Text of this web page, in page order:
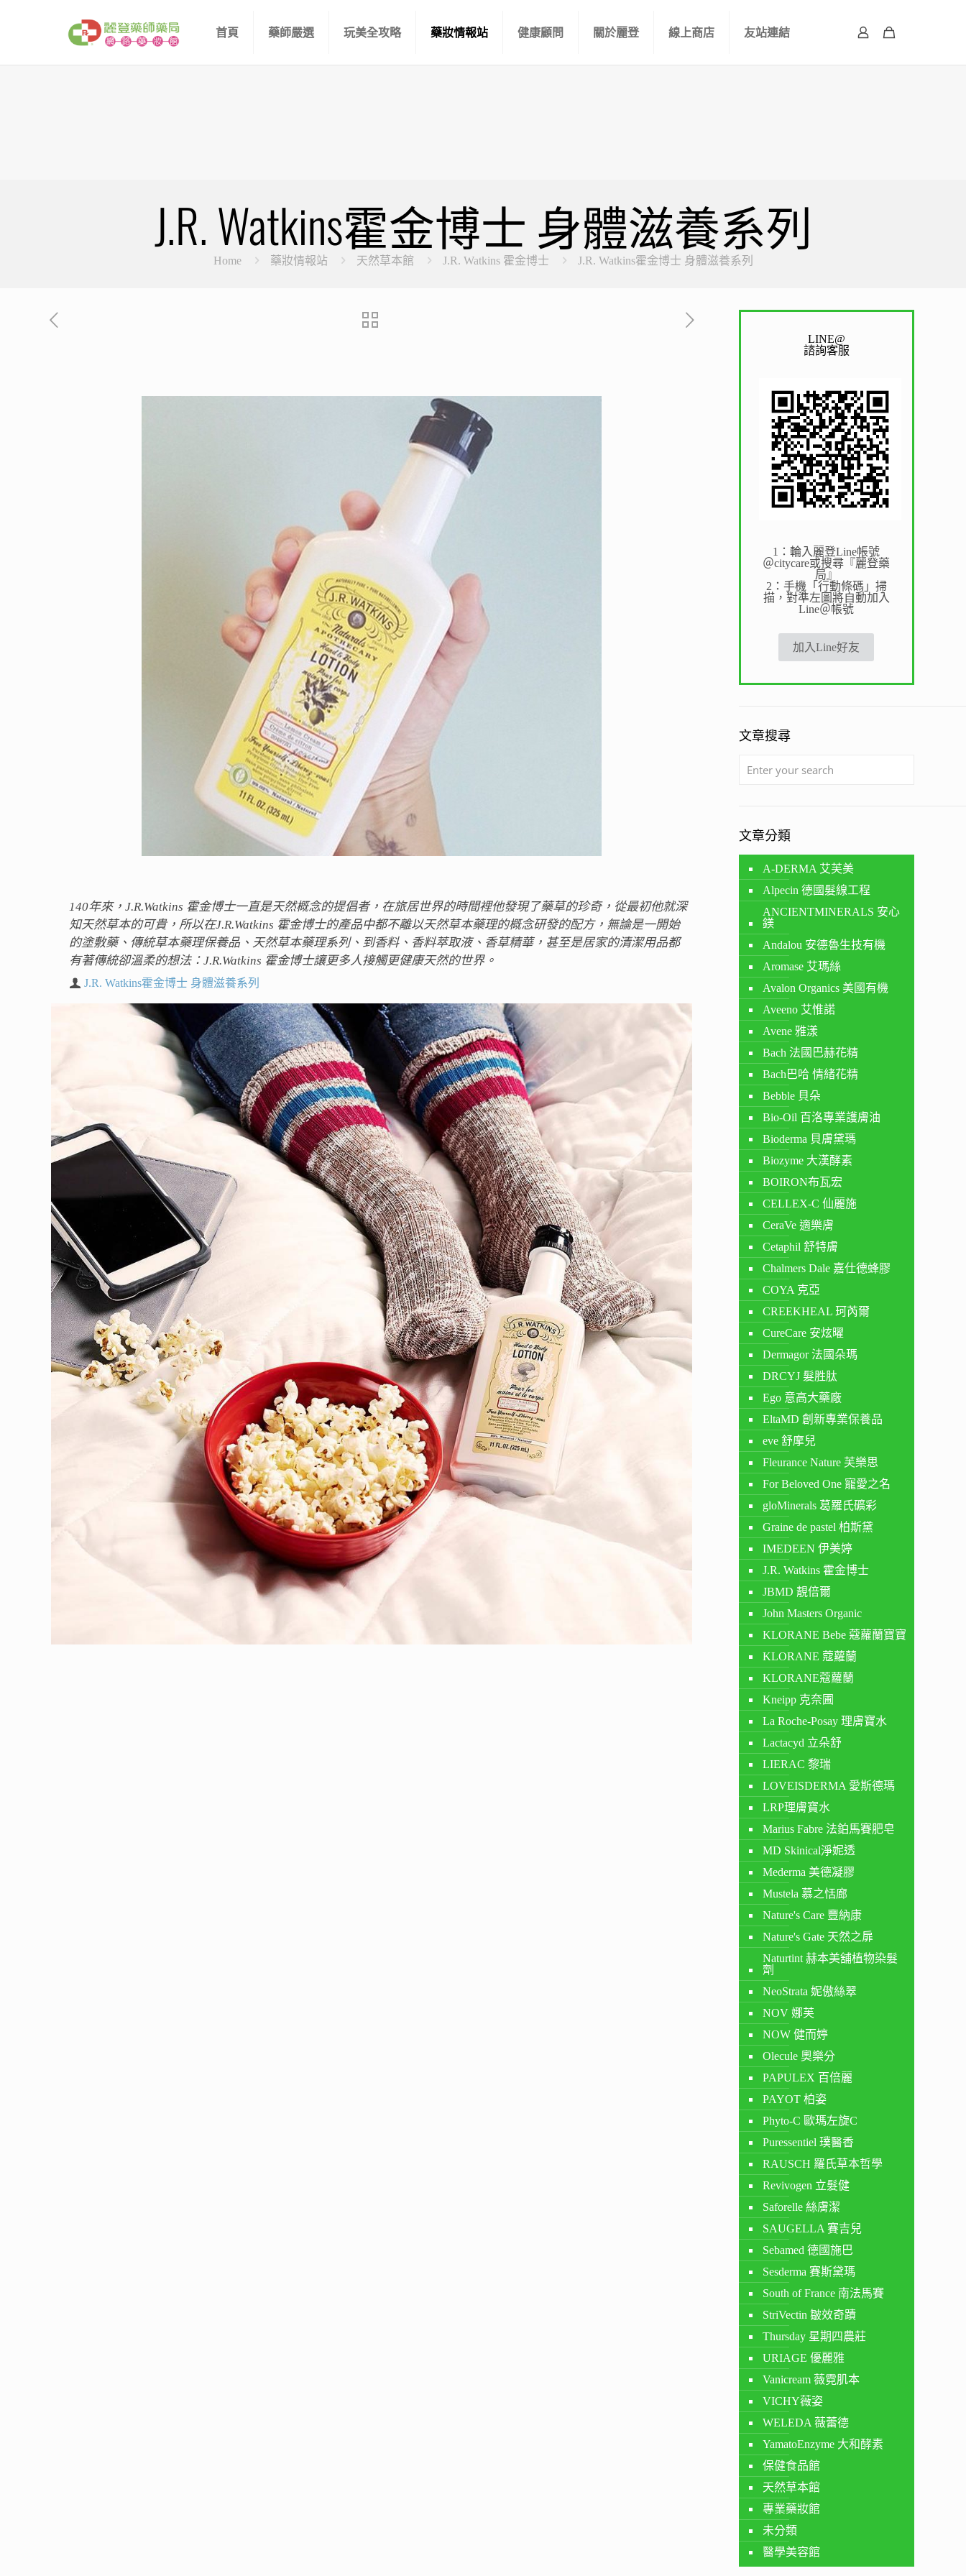
首頁 藥師嚴選 玩美全攻略 藥妝情報站 健康顧問 關於麗登 線上商店 友站連結
J.R. Watkins霍金博士 身體滋養系列
Home 藥妝情報站 天然草本館 J.R. Watkins 霍金博士 J.R. Watkins霍金博士 身體滋養系列
140年來，J.R.Watkins 霍金博士一直是天然概念的提倡者，在旅居世界的時間裡他發現了藥草的珍奇，從最初他就深
知天然草本的可貴，所以在J.R.Watkins 霍金博士的產品中都不離以天然草本藥理的概念研發的配方，無論是一開始
的塗敷藥、傳統草本藥理保養品、天然草本藥理系列、到香料、香料萃取液、香草精華，甚至是居家的清潔用品都
有著傳統卻溫柔的想法：J.R.Watkins 霍金博士讓更多人接觸更健康天然的世界。
J.R. Watkins霍金博士 身體滋養系列
LINE@
諮詢客服
1：輪入麗登Line帳號
＠citycare或搜尋『麗登藥
局』
2：手機「行動條碼」掃
描，對準左圖將自動加入
Line＠帳號
加入Line好友
文章搜尋
文章分類
A-DERMA 艾芙美
Alpecin 德國髮線工程
ANCIENTMINERALS 安心
鎂
Andalou 安德魯生技有機
Aromase 艾瑪絲
Avalon Organics 美國有機
Aveeno 艾惟諾
Avene 雅漾
Bach 法國巴赫花精
Bach巴哈 情緒花精
Bebble 貝朵
Bio-Oil 百洛專業護膚油
Bioderma 貝膚黛瑪
Biozyme 大漢酵素
BOIRON布瓦宏
CELLEX-C 仙麗施
CeraVe 適樂膚
Cetaphil 舒特膚
Chalmers Dale 嘉仕德蜂膠
COYA 克亞
CREEKHEAL 珂芮爾
CureCare 安炫曜
Dermagor 法國朵瑪
DRCYJ 髮胜肽
Ego 意高大藥廠
EltaMD 創新專業保養品
eve 舒摩兒
Fleurance Nature 芙樂思
For Beloved One 寵愛之名
gloMinerals 葛羅氏礦彩
Graine de pastel 柏斯黛
IMEDEEN 伊美婷
J.R. Watkins 霍金博士
JBMD 靚倍爾
John Masters Organic
KLORANE Bebe 蔻蘿蘭寶寶
KLORANE 蔻蘿蘭
KLORANE蔻蘿蘭
Kneipp 克奈圃
La Roche-Posay 理膚寶水
Lactacyd 立朵舒
LIERAC 黎瑞
LOVEISDERMA 愛斯德瑪
LRP理膚寶水
Marius Fabre 法鉑馬賽肥皂
MD Skinical淨妮透
Mederma 美德凝膠
Mustela 慕之恬廊
Nature's Care 豐納康
Nature's Gate 天然之扉
Naturtint 赫本美舖植物染髮
劑
NeoStrata 妮傲絲翠
NOV 娜芙
NOW 健而婷
Olecule 奧樂分
PAPULEX 百倍麗
PAYOT 柏姿
Phyto-C 歐瑪左旋C
Puressentiel 璞醫香
RAUSCH 羅氏草本哲學
Revivogen 立髮健
Saforelle 絲膚潔
SAUGELLA 賽吉兒
Sebamed 德國施巴
Sesderma 賽斯黛瑪
South of France 南法馬賽
StriVectin 皺效奇蹟
Thursday 星期四農莊
URIAGE 優麗雅
Vanicream 薇霓肌本
VICHY薇姿
WELEDA 薇蕾德
YamatoEnzyme 大和酵素
保健食品館
天然草本館
專業藥妝館
未分類
醫學美容館